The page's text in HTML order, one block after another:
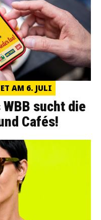
AM 6. JULI
sucht die
Cafés!